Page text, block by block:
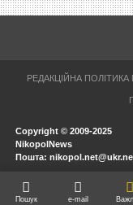
РЕДАКЦІЙНА ПОЛІТИКА
Copyright © 2009-2025
NikopolNews
Пошта:
Пошук e-mail